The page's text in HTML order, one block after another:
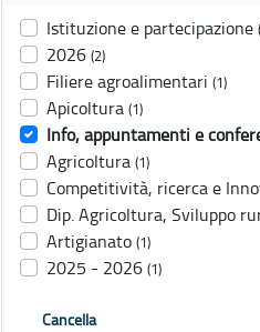
Istituzione e partecipazione
2026 (2)
Filiere agroalimentari (1)
Apicoltura (1)
Info, appuntamenti e
Agricoltura (1)
Competitività, ricerca e
Dip. Agricoltura, Sviluppo
Artigianato (1)
2025 - 2026 (1)
Cancella